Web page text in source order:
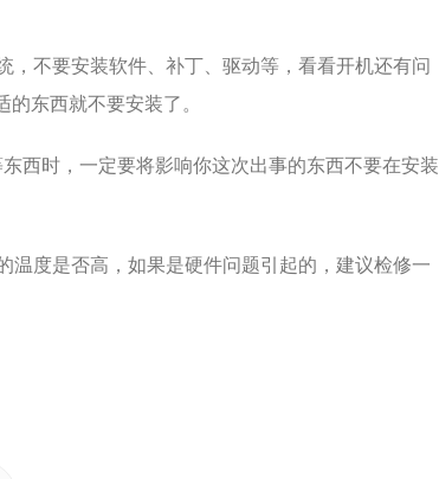
不要安装软件、补丁、驱动等，看看开机还有问
东西就不要安装了。
西时，一定要将影响你这次出事的东西不要在安装
温度是否高，如果是硬件问题引起的，建议检修一